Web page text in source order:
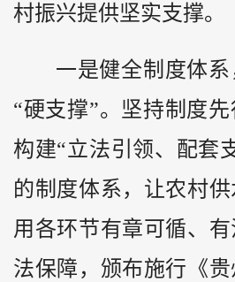
村振兴提供坚实支撑。
一是健全制度体
“硬支撑”。坚持制度先
构建“立法引领、配套
的制度体系，让农村供
用各环节有章可循、
法保障，颁布施行《